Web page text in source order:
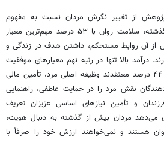
از تغییر نگرش مردان نسبت به مفهوم
موفقیت حکایت دارد. برخلاف گذشته، سلامت روان با ۵۳ درصد مهم‌ترین معیار
آن روابط مستحکم، داشتن هدف در زندگی و
درآمد بالا تنها در رتبه نهم معیارهای موفقیت
قرار گرفته است. همچنین تنها ۴۴ درصد معتقدند وظیفه اصلی مرد، تأمین مالی
نقش مرد را در حمایت عاطفی، راهنمایی
و تأمین نیازهای اساسی عزیزان تعریف
می‌دهد مردان بیش از گذشته به دنبال هویت،
هستند و نمی‌خواهند ارزش خود را صرفاً با